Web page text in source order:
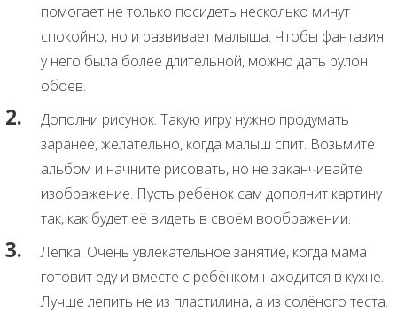
помогает не только посидеть несколько минут
спокойно, но и развивает малыша. Чтобы фантазия
у него была более длительной, можно дать рулон
обоев.
Дополни рисунок. Такую игру нужно продумать
заранее, желательно, когда малыш спит. Возьмите
альбом и начните рисовать, но не заканчивайте
изображение. Пусть ребёнок сам дополнит картину
так, как будет её видеть в своём воображении.
Лепка. Очень увлекательное занятие, когда мама
готовит еду и вместе с ребёнком находится в кухне.
Лучше лепить не из пластилина, а из солёного теста.